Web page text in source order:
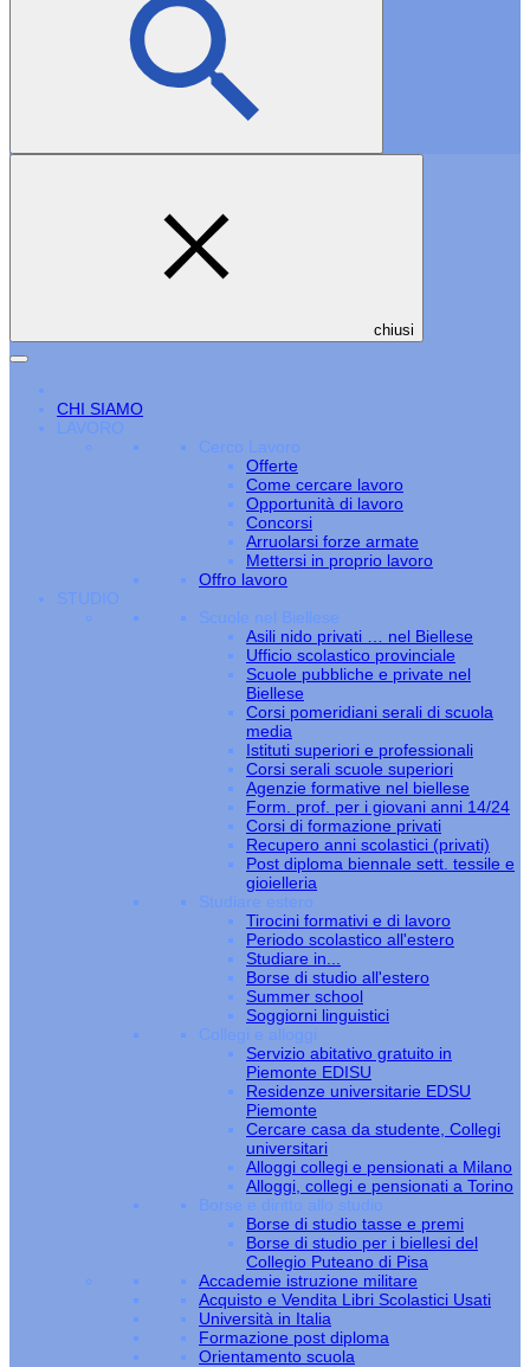
chiusi
CHI SIAMO
LAVORO
Cerco Lavoro
Offerte
Come cercare lavoro
Opportunità di lavoro
Concorsi
Arruolarsi forze armate
Mettersi in proprio lavoro
Offro lavoro
STUDIO
Scuole nel Biellese
Asili nido privati … nel Biellese
Ufficio scolastico provinciale
Scuole pubbliche e private nel
Biellese
Corsi pomeridiani serali di scuola
media
Istituti superiori e professionali
Corsi serali scuole superiori
Agenzie formative nel biellese
Form. prof. per i giovani anni 14/24
Corsi di formazione privati
Recupero anni scolastici (privati)
Post diploma biennale sett. tessile e
gioielleria
Studiare estero
Tirocini formativi e di lavoro
Periodo scolastico all'estero
Studiare in...
Borse di studio all'estero
Summer school
Soggiorni linguistici
Collegi e alloggi
Servizio abitativo gratuito in
Piemonte EDISU
Residenze universitarie EDSU
Piemonte
Cercare casa da studente, Collegi
universitari
Alloggi collegi e pensionati a Milano
Alloggi, collegi e pensionati a Torino
Borse e diritto allo studio
Borse di studio tasse e premi
Borse di studio per i biellesi del
Collegio Puteano di Pisa
Accademie istruzione militare
Acquisto e Vendita Libri Scolastici Usati
Università in Italia
Formazione post diploma
Orientamento scuola